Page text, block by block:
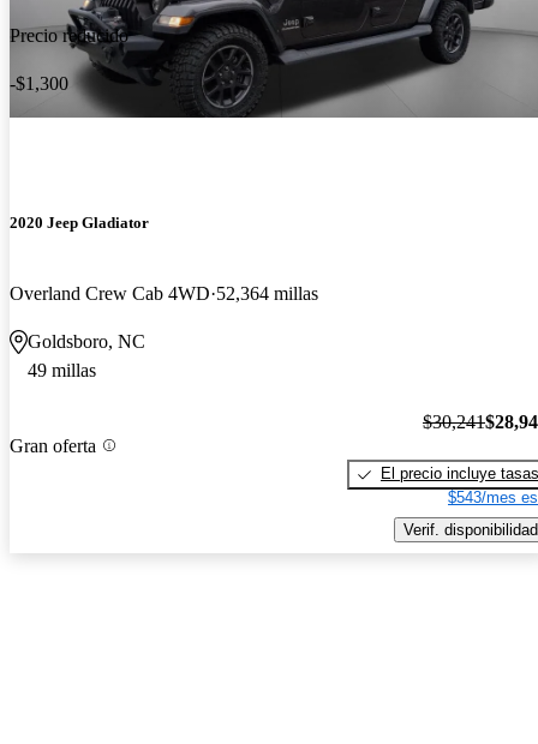
Precio reducido
-$1,300
2020 Jeep Gladiator
Overland Crew Cab 4WD 52,364 millas
Goldsboro, NC
49 millas
Gran oferta
$30,241
El precio incluye tasas
$543/mes
Verif. disponibilidad